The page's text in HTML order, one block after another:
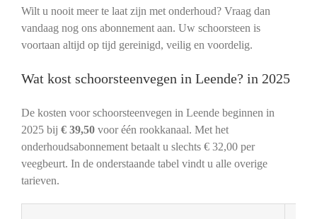
Wilt u nooit meer te laat zijn met onderhoud? Vraag dan
vandaag nog ons abonnement aan. Uw schoorsteen is
voortaan altijd op tijd gereinigd, veilig en voordelig.
Wat kost schoorsteenvegen in Leende? in 2025
De kosten voor schoorsteenvegen in Leende beginnen in
2025 bij € 39,50voor één rookkanaal. Met het
onderhoudsabonnement betaalt u slechts € 32,00 per
veegbeurt. In de onderstaande tabel vindt u alle overige
tarieven.